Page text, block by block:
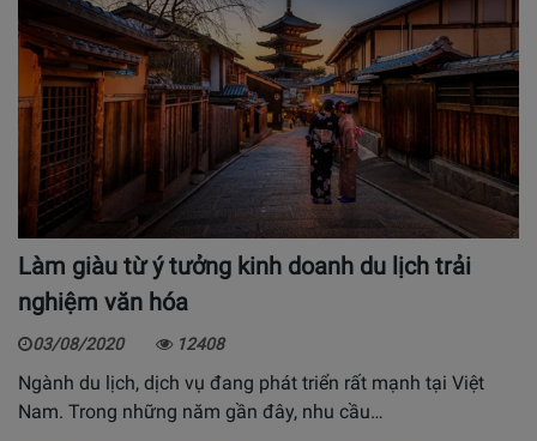
Làm giàu từ ý tưởng kinh doanh du lịch trải
nghiệm văn hóa
03/08/2020 12408
Ngành du lịch, dịch vụ đang phát triển rất mạnh tại Việt
Nam. Trong những năm gần đây, nhu cầu…